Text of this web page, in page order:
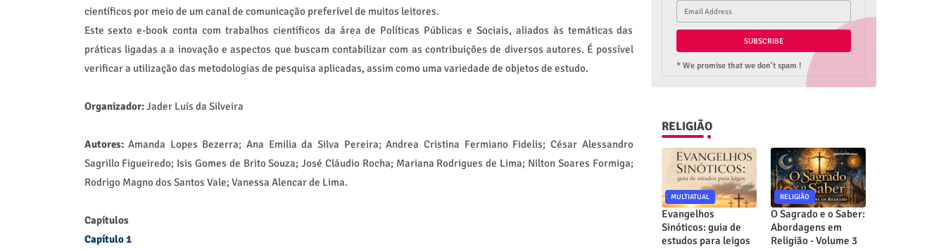
científicos por meio de um canal de comunicação preferível de muitos leitores.
Este sexto e-book conta com trabalhos científicos da área de Políticas Públicas e Sociais, aliados às temáticas das
práticas ligadas a a inovação e aspectos que buscam contabilizar com as contribuições de diversos autores. É possível
verificar a utilização das metodologias de pesquisa aplicadas, assim como uma variedade de objetos de estudo.
Organizador:Jader Luís da Silveira
Autores:Amanda Lopes Bezerra; Ana Emilia da Silva Pereira; Andrea Cristina Fermiano Fidelis; César Alessandro
Sagrillo Figueiredo; Isis Gomes de Brito Souza; José Cláudio Rocha; Mariana Rodrigues de Lima; Nilton Soares Formiga;
Rodrigo Magno dos Santos Vale; Vanessa Alencar de Lima.
Capítulos
Capítulo 1
* We promise that we don't spam !
RELIGIÃO
MULTIATUAL
Evangelhos
Sinóticos: guia de
estudos para leigos
RELIGIÃO
O Sagrado e o Saber:
Abordagens em
Religião - Volume 3